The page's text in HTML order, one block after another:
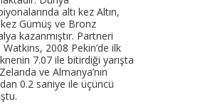
altı kez Altın,
Gümüş ve Bronz
kazanmıştır. Partneri
Watkins, 2008 Pekin’de ilk
7.07 ile bitirdiği yarışta
ve Almanya’nın
0.2 saniye ile üçüncü